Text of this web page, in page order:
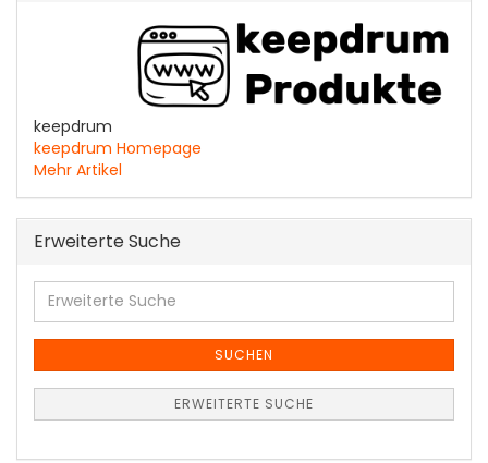
keepdrum
keepdrum Homepage
Mehr Artikel
Erweiterte Suche
Erweiterte
Suche
SUCHEN
ERWEITERTE SUCHE